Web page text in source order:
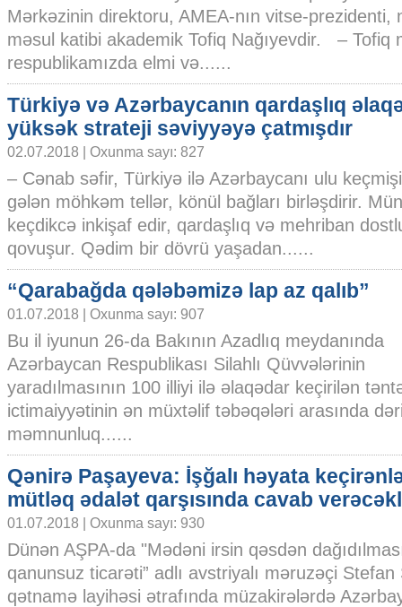
Mərkəzinin direktoru, AMEA-nın vitse-prezidenti,
məsul katibi akademik Tofiq Nağıyevdir. – Tofiq
respublikamızda elmi və......
Türkiyə və Azərbaycanın qardaşlıq
yüksək strateji səviyyəyə çatmışdır
02.07.2018 | Oxunma sayı: 827
– Cənab səfir, Türkiyə ilə Azərbaycanı ulu
gələn möhkəm tellər, könül bağları birləşdirir.
keçdikcə inkişaf edir, qardaşlıq və mehriban
qovuşur. Qədim bir dövrü yaşadan......
“Qarabağda qələbəmizə lap az qalıb”
01.07.2018 | Oxunma sayı: 907
Bu il iyunun 26-da Bakının Azadlıq meydanında
Azərbaycan Respublikası Silahlı Qüvvələrinin
yaradılmasının 100 illiyi ilə əlaqədar keçirilən
ictimaiyyətinin ən müxtəlif təbəqələri arasında
məmnunluq......
Qənirə Paşayeva: İşğalı həyata
mütləq ədalət qarşısında cavab
01.07.2018 | Oxunma sayı: 930
Dünən AŞPA-da "Mədəni irsin qəsdən
qanunsuz ticarəti” adlı avstriyalı məruzəçi Stefan
qətnamə layihəsi ətrafında müzakirələrdə